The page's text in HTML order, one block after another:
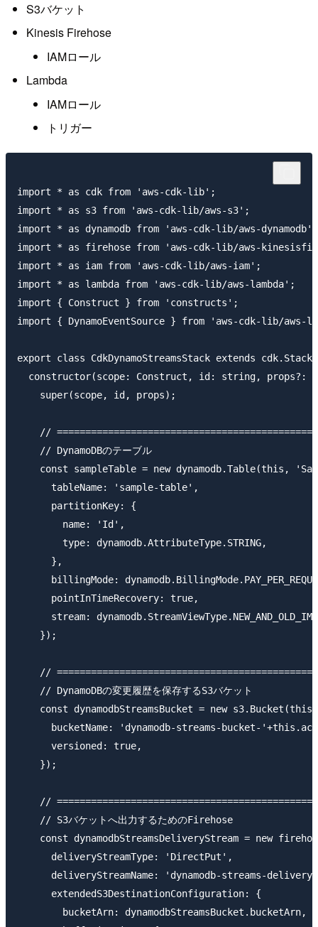
S3バケット
Kinesis Firehose
IAMロール
Lambda
IAMロール
トリガー
import * as cdk from 'aws-cdk-lib';
import * as s3 from 'aws-cdk-lib/aws-s3';
import * as dynamodb from 'aws-cdk-lib/aws-dynamodb';
import * as firehose from 'aws-cdk-lib/aws-
import * as iam from 'aws-cdk-lib/aws-iam';
import * as lambda from 'aws-cdk-lib/aws-lambda';
import { Construct } from 'constructs';
import { DynamoEventSource } from 'aws-cdk-lib/aws-
export class CdkDynamoStreamsStack extends
constructor(scope: Construct, id: string, props?:
    super(scope, id, props);
//
    // DynamoDBのテーブル
const sampleTable = new dynamodb.Table(this,
      tableName: 'sample-table',
      partitionKey: {
        name: 'Id',
        type: dynamodb.AttributeType.STRING,
      },
billingMode:
      pointInTimeRecovery: true,
stream:
    });
//
    // DynamoDBの変更履歴を保存するS3バケット
const dynamodbStreamsBucket = new
bucketName: 'dynamodb-streams-bucket-
      versioned: true,
    });
//
    // S3バケットへ出力するためのFirehose
const dynamodbStreamsDeliveryStream = new
      deliveryStreamType: 'DirectPut',
deliveryStreamName: 'dynamodb-streams-
      extendedS3DestinationConfiguration: {
        bucketArn: dynamodbStreamsBucket.bucketArn,